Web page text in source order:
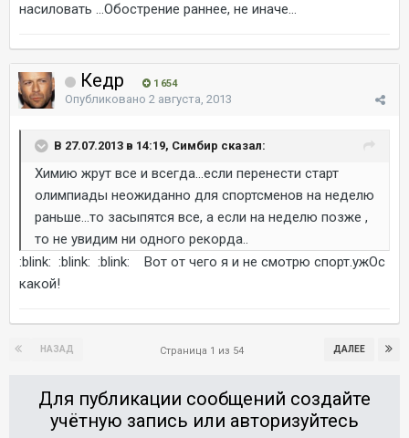
насиловать ...Обострение раннее, не иначе...
Кедр 1 654
Опубликовано 2 августа, 2013
В 27.07.2013 в 14:19, Симбир сказал:
Химию жрут все и всегда...если перенести старт
олимпиады неожиданно для спортсменов на неделю
раньше...то засыпятся все, а если на неделю позже ,
то не увидим ни одного рекорда..
:blink: :blink: :blink: Вот от чего я и не смотрю спорт.ужОс
какой!
НАЗАД ДАЛЕЕ
Страница 1 из 54
Для публикации сообщений создайте
учётную запись или авторизуйтесь